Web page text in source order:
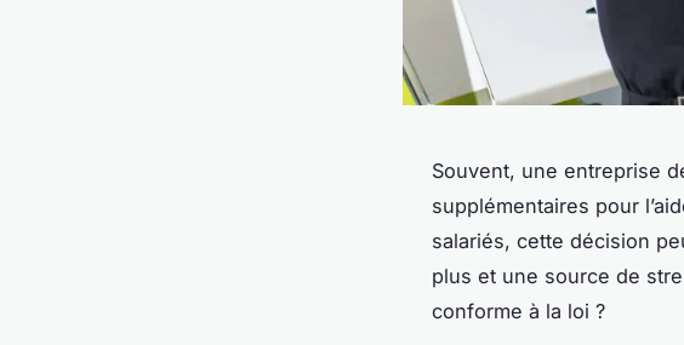
Souvent, une entreprise
supplémentaires pour
salariés, cette décision
plus et une source de
conforme à la loi ?